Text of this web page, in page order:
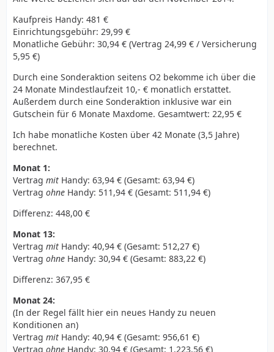
Kaufpreis Handy: 481 €
Einrichtungsgebühr: 29,99 €
Monatliche Gebühr: 30,94 € (Vertrag 24,99 € / Versicherung
5,95 €)
Durch eine Sonderaktion seitens O2 bekomme ich über die
24 Monate Mindestlaufzeit 10,- € monatlich erstattet.
Außerdem durch eine Sonderaktion inklusive war ein
Gutschein für 6 Monate Maxdome. Gesamtwert: 22,95 €
Ich habe monatliche Kosten über 42 Monate (3,5 Jahre)
berechnet.
Monat 1:
Vertrag mit Handy: 63,94 € (Gesamt: 63,94 €)
Vertrag ohne Handy: 511,94 € (Gesamt: 511,94 €)
Differenz: 448,00 €
Monat 13:
Vertrag mit Handy: 40,94 € (Gesamt: 512,27 €)
Vertrag ohne Handy: 30,94 € (Gesamt: 883,22 €)
Differenz: 367,95 €
Monat 24:
(In der Regel fällt hier ein neues Handy zu neuen
Konditionen an)
Vertrag mit Handy: 40,94 € (Gesamt: 956,61 €)
Vertrag ohne Handy: 30,94 € (Gesamt: 1.223,56 €)